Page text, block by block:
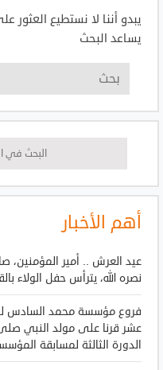
يبدو أننا لا نستطيع العثور
يساعد البحث
أهم الأخبار
عيد العرش .. أمير المؤمنين،
نصره الله، يترأس حفل الولاء
فروع مؤسسة محمد السادس
عشر قرنا على مولد النبي
الدورة الثالثة لمسابقة